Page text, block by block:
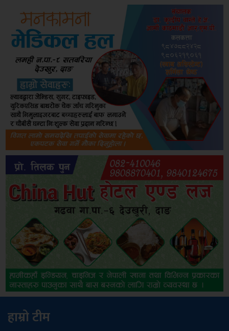
हाम्रो टीम